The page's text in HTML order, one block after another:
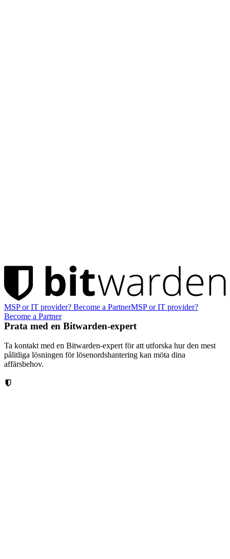
MSP or IT provider? Become a PartnerMSP or IT provider?
Become a Partner
Prata med en Bitwarden-expert
Ta kontakt med en Bitwarden-expert för att utforska hur den mest
pålitliga lösningen för lösenordshantering kan möta dina
affärsbehov.